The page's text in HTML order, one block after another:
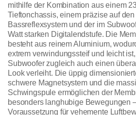
mithilfe der Kombination aus einem
Tieftonchassis, einem präzise auf
Bassreflexsystem und der im
Watt starken Digitalendstufe. Die
besteht aus reinem Aluminium,
extrem verwindungssteif und leicht
Subwoofer zugleich auch einen
Look verleiht. Die üppig
schwere Magnetsystem und die
Schwingspule ermöglichen der
besonders langhubige Bewegungen
Voraussetzung für vehemente